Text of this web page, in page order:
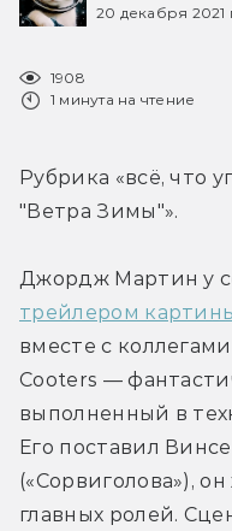
20 декабря 2021
1908
1 минута на чтение
Рубрика «всё, что
"Ветра Зимы"».
Джордж Мартин у
трейлером
вместе с
Cooters —
выполненный в
Его поставил
(«Сорвиголова»),
главных ролей.